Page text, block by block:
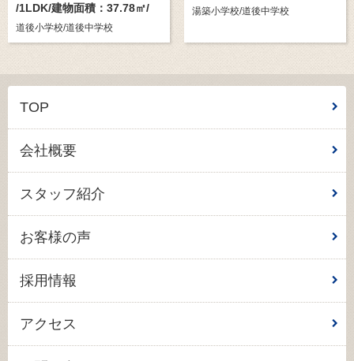
/1LDK/建物面積：37.78㎡/
道後小学校/道後中学校
湯築小学校/道後中学校
TOP
会社概要
スタッフ紹介
お客様の声
採用情報
アクセス